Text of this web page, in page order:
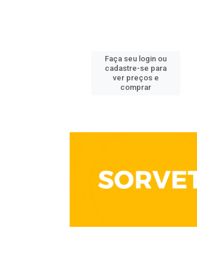
Faça seu login ou
cadastre-se para
ver preços e
comprar